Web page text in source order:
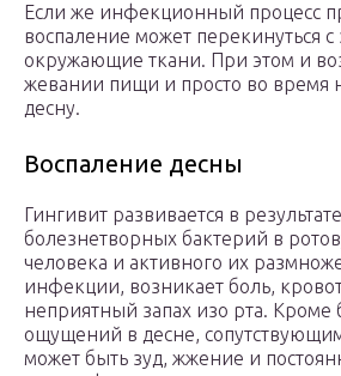
Если же инфекционный процесс
воспаление может перекинуться с
окружающие ткани. При этом и
жевании пищи и просто во время
десну.
Воспаление десны
Гингивит развивается в
болезнетворных бактерий в
человека и активного их
инфекции, возникает боль,
неприятный запах изо рта. Кроме
ощущений в десне,
может быть зуд, жжение и